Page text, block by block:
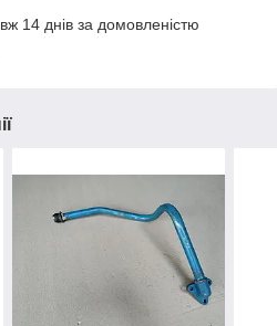
14 днів за домовленістю